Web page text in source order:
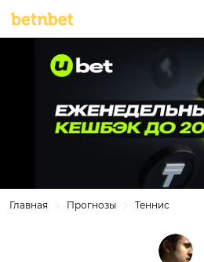
Главная Прогнозы Теннис